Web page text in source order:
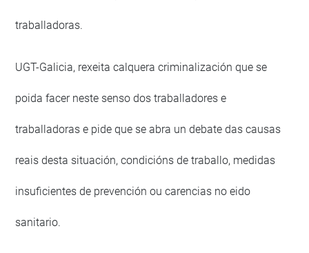
traballadoras.
UGT-Galicia, rexeita calquera criminalización que se
poida facer neste senso dos traballadores e
traballadoras e pide que se abra un debate das causas
reais desta situación, condicións de traballo, medidas
insuficientes de prevención ou carencias no eido
sanitario.